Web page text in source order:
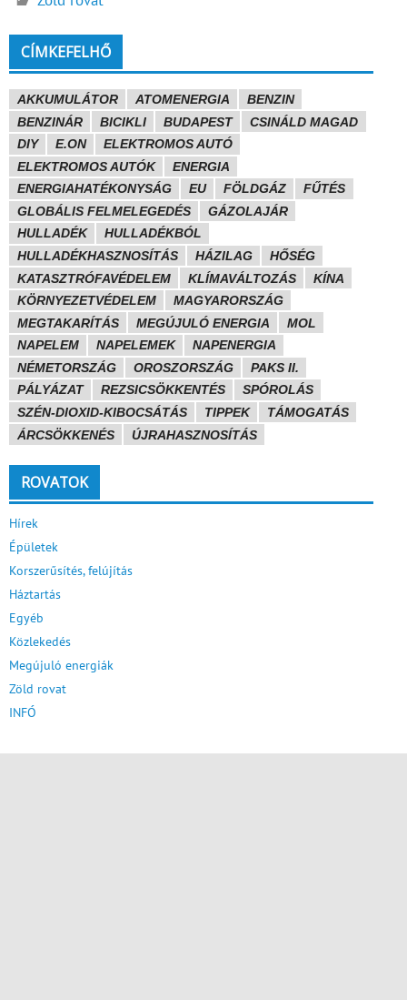
CÍMKEFELHŐ
AKKUMULÁTOR ATOMENERGIA
BENZIN
BENZINÁR
BICIKLI BUDAPEST
CSINÁLD MAGAD
DIY
E.ON
ELEKTROMOS AUTÓ
ELEKTROMOS AUTÓK
ENERGIA
ENERGIAHATÉKONYSÁG
EU FÖLDGÁZ
FŰTÉS
GLOBÁLIS FELMELEGEDÉS
GÁZOLAJÁR
HULLADÉK
HULLADÉKBÓL
HULLADÉKHASZNOSÍTÁS
HÁZILAG
HŐSÉG
KATASZTRÓFAVÉDELEM
KLÍMAVÁLTOZÁS
KÍNA
KÖRNYEZETVÉDELEM
MAGYARORSZÁG
MEGTAKARÍTÁS
MEGÚJULÓ ENERGIA
MOL
NAPELEM
NAPELEMEK
NAPENERGIA
NÉMETORSZÁG
OROSZORSZÁG
PAKS II.
PÁLYÁZAT
REZSICSÖKKENTÉS
SPÓROLÁS
SZÉN-DIOXID-KIBOCSÁTÁS
TIPPEK
TÁMOGATÁS
ÁRCSÖKKENÉS
ÚJRAHASZNOSÍTÁS
ROVATOK
Hírek
Épületek
Korszerűsítés, felújítás
Háztartás
Egyéb
Közlekedés
Megújuló energiák
Zöld rovat
INFÓ